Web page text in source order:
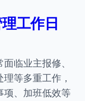
工作日
临业主报修、
等多重工作，
项、加班低效等